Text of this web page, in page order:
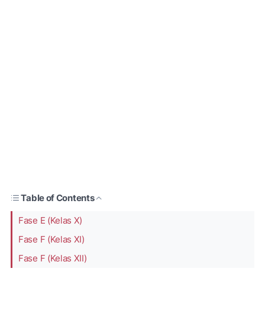
Table of Contents
Fase E (Kelas X)
Fase F (Kelas XI)
Fase F (Kelas XII)